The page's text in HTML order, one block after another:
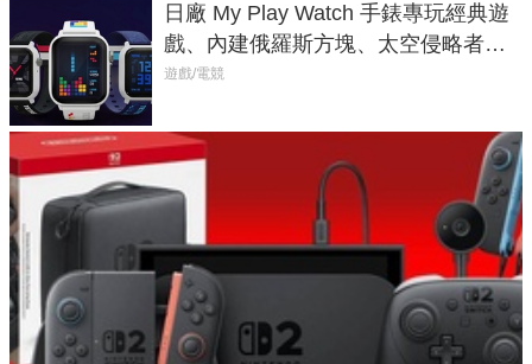
日廠 My Play Watch 手錶專玩經典遊
戲、內建俄羅斯方塊、太空侵略者，
不過竟然不能連手機？
遊戲/電競